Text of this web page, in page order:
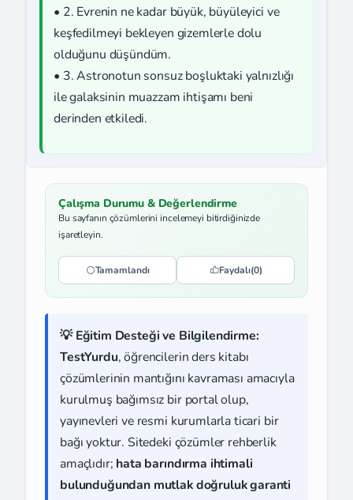
• 2. Evrenin ne kadar büyük, büyüleyici ve
keşfedilmeyi bekleyen gizemlerle dolu
olduğunu düşündüm.
• 3. Astronotun sonsuz boşluktaki yalnızlığı
ile galaksinin muazzam ihtişamı beni
derinden etkiledi.
Çalışma Durumu & Değerlendirme
Bu sayfanın çözümlerini incelemeyi bitirdiğinizde
işaretleyin.
Tamamlandı Faydalı(0)
💡 Eğitim Desteği ve Bilgilendirme:
TestYurdu, öğrencilerin ders kitabı
çözümlerinin mantığını kavraması amacıyla
kurulmuş bağımsız bir portal olup,
yayınevleri ve resmi kurumlarla ticari bir
bağı yoktur. Sitedeki çözümler rehberlik
amaçlıdır; hata barındırma ihtimali
bulunduğundan mutlak doğruluk garanti